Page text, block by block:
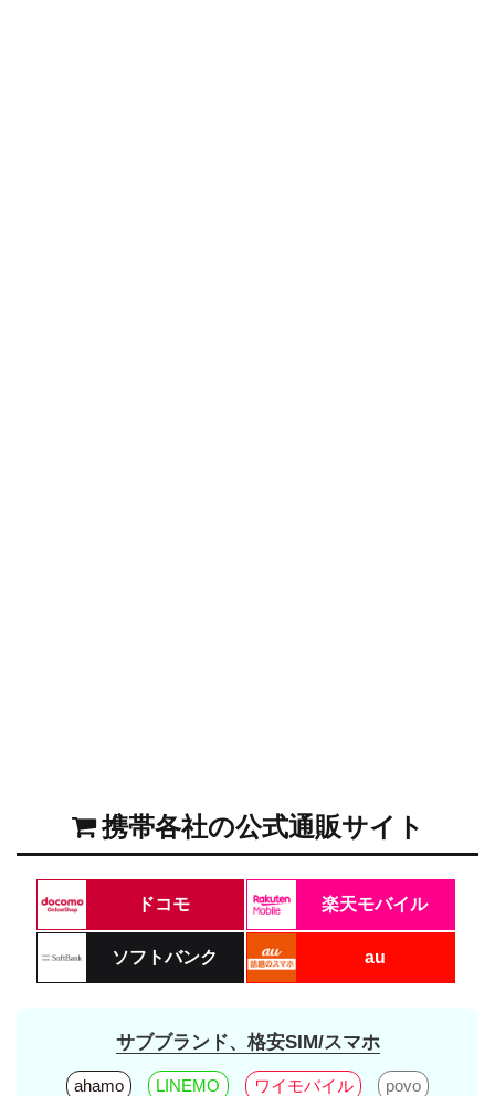
携帯各社の公式通販サイト
ドコモ 楽天モバイル
ソフトバンク au
サブブランド、格安SIM/スマホ
ahamo LINEMO ワイモバイル povo